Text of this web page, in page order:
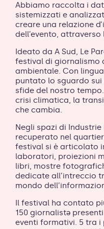
Abbiamo raccolta i
sistemizzati e
creare una relazione
dell’evento,
Ideato da A Sud, Le
festival di giornalismo
ambientale. Con
puntato lo sguardo
sfide del nostro
crisi climatica, la
che cambia.
Negli spazi di
recuperato nel
festival si è articolato
laboratori, proiezioni
libri, mostre
dedicate all’intreccio
mondo
Il festival ha contato
150 giornalistə
eventi formativi. 5 tra